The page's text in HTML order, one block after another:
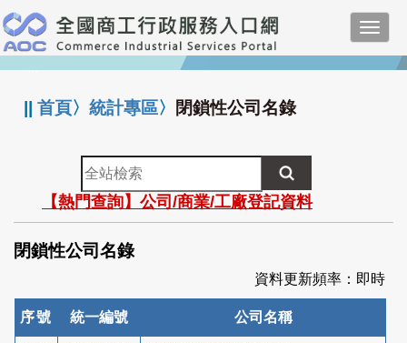
跳
到
主
要
:::
||首頁〉統計專區〉 閉鎖性公司名錄
全
站
檢
索
【熱門查詢】公司/商業/工廠登記資料
閉鎖性公司名錄
資料更新頻率：即時
序號 統一編號 公司名稱